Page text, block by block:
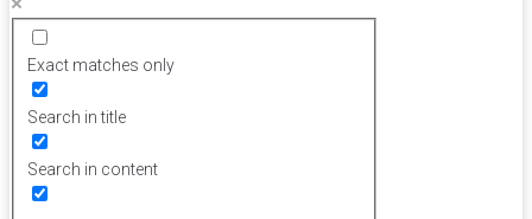
Exact matches only
Search in title
Search in content